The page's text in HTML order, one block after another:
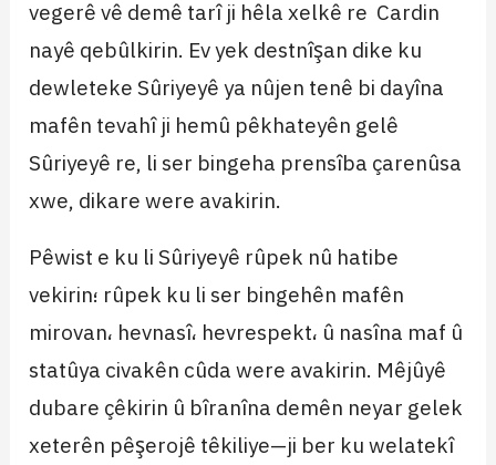
vegerê vê demê tarî ji hêla xelkê re Cardin
nayê qebûlkirin. Ev yek destnîşan dike ku
dewleteke Sûriyeyê ya nûjen tenê bi dayîna
mafên tevahî ji hemû pêkhateyên gelê
Sûriyeyê re, li ser bingeha prensîba çarenûsa
xwe, dikare were avakirin.
Pêwist e ku li Sûriyeyê rûpek nû hatibe
vekirin؛ rûpek ku li ser bingehên mafên
mirovan، hevnasî، hevrespekt، û nasîna maf û
statûya civakên cûda were avakirin. Mêjûyê
dubare çêkirin û bîranîna demên neyar gelek
xeterên pêşerojê têkiliye—ji ber ku welatekî